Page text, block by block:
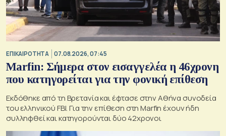
ΕΠΙΚΑΙΡΟΤΗΤΑ 07.08.2026, 07:45
Marfin: Σήμερα στον εισαγγελέα η 46χρονη
που κατηγορείται για την φονική επίθεση
Εκδόθηκε από τη Βρετανία και έφτασε στην Αθήνα συνοδεία
του ελληνικού FBI. Για την επίθεση στη Marfin έχουν ήδη
συλληφθεί και κατηγορούνται δύο 42χρονοι